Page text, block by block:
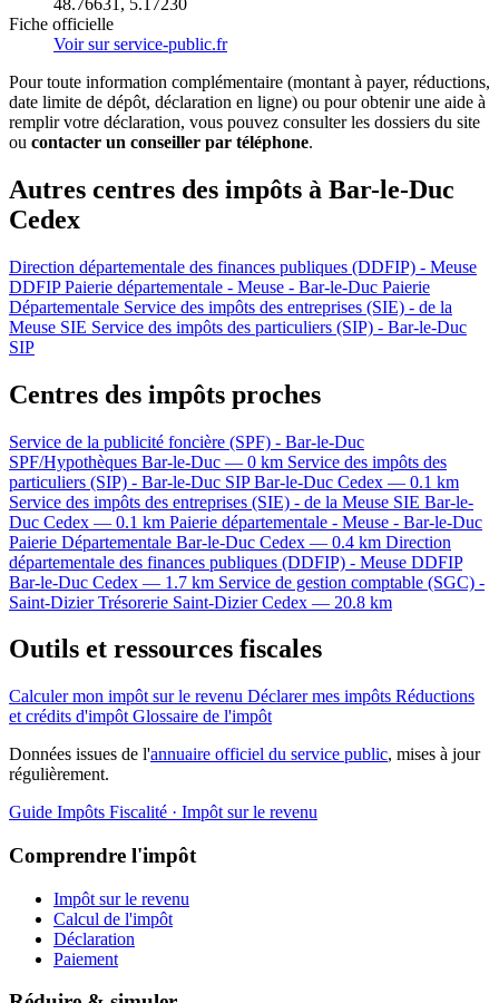
Fiche officielle
Voir sur service-public.fr
Pour toute information complémentaire (montant à payer, réductions,
date limite de dépôt, déclaration en ligne) ou pour obtenir une aide à
remplir votre déclaration, vous pouvez consulter les dossiers du site
ou contacter un conseiller par téléphone.
Autres centres des impôts à Bar-le-Duc
Cedex
Direction départementale des finances publiques (DDFIP) - Meuse
DDFIP Paierie départementale - Meuse - Bar-le-Duc Paierie
Départementale Service des impôts des entreprises (SIE) - de la
Meuse SIE Service des impôts des particuliers (SIP) - Bar-le-Duc
SIP
Centres des impôts proches
Service de la publicité foncière (SPF) - Bar-le-Duc
SPF/Hypothèques Bar-le-Duc — 0 km Service des impôts des
particuliers (SIP) - Bar-le-Duc SIP Bar-le-Duc Cedex — 0.1 km
Service des impôts des entreprises (SIE) - de la Meuse SIE Bar-le-
Duc Cedex — 0.1 km Paierie départementale - Meuse - Bar-le-Duc
Paierie Départementale Bar-le-Duc Cedex — 0.4 km Direction
départementale des finances publiques (DDFIP) - Meuse DDFIP
Bar-le-Duc Cedex — 1.7 km Service de gestion comptable (SGC) -
Saint-Dizier Trésorerie Saint-Dizier Cedex — 20.8 km
Outils et ressources fiscales
Calculer mon impôt sur le revenu Déclarer mes impôts Réductions
et crédits d'impôt Glossaire de l'impôt
Données issues de l'annuaire officiel du service public, mises à jour
régulièrement.
Guide Impôts Fiscalité · Impôt sur le revenu
Comprendre l'impôt
Impôt sur le revenu
Calcul de l'impôt
Déclaration
Paiement